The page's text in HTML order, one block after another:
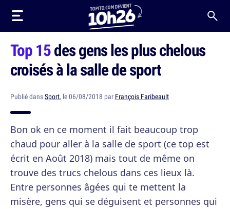
Top 15des gens les plus chelous
croisés à la salle de sport
Publié dansSport, le 06/08/2018 par François Faribeault
Bon ok en ce moment il fait beaucoup trop
chaud pour aller à la salle de sport (ce top est
écrit en Août 2018) mais tout de même on
trouve des trucs chelous dans ces lieux là.
Entre personnes âgées qui te mettent la
misère, gens qui se déguisent et personnes qui